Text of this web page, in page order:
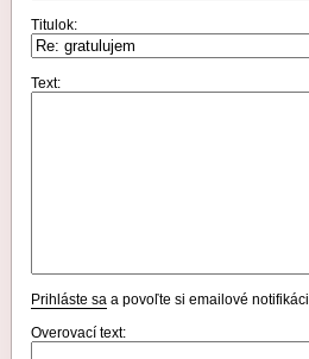
Titulok:
Text:
Prihláste sa a povoľte si emailové
Overovací text: